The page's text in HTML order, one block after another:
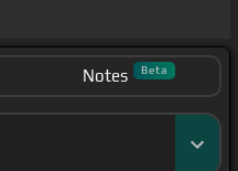
Notes Beta